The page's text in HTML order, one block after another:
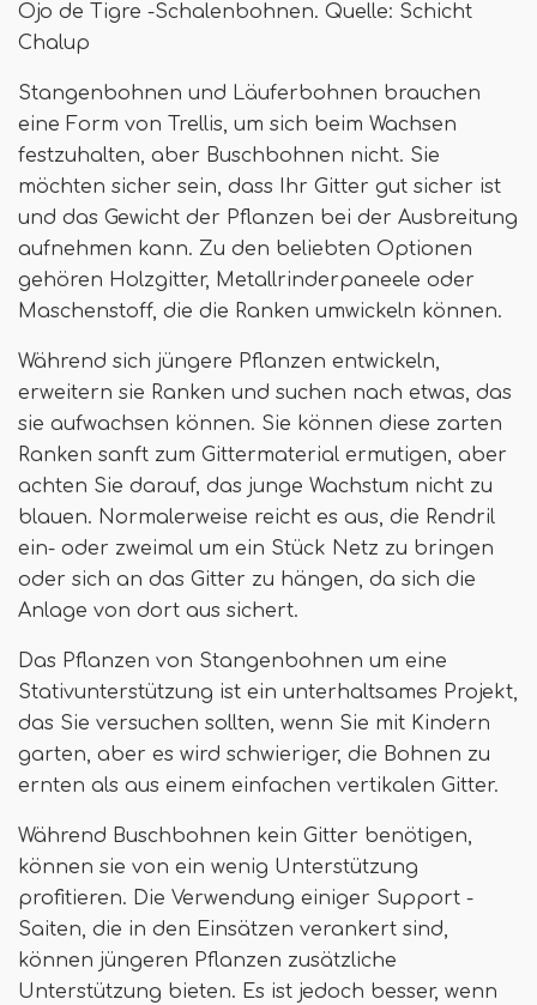
Ojo de Tigre -Schalenbohnen. Quelle: Schicht
Chalup
Stangenbohnen und Läuferbohnen brauchen
eine Form von Trellis, um sich beim Wachsen
festzuhalten, aber Buschbohnen nicht. Sie
möchten sicher sein, dass Ihr Gitter gut sicher ist
und das Gewicht der Pflanzen bei der Ausbreitung
aufnehmen kann. Zu den beliebten Optionen
gehören Holzgitter, Metallrinderpaneele oder
Maschenstoff, die die Ranken umwickeln können.
Während sich jüngere Pflanzen entwickeln,
erweitern sie Ranken und suchen nach etwas, das
sie aufwachsen können. Sie können diese zarten
Ranken sanft zum Gittermaterial ermutigen, aber
achten Sie darauf, das junge Wachstum nicht zu
blauen. Normalerweise reicht es aus, die Rendril
ein- oder zweimal um ein Stück Netz zu bringen
oder sich an das Gitter zu hängen, da sich die
Anlage von dort aus sichert.
Das Pflanzen von Stangenbohnen um eine
Stativunterstützung ist ein unterhaltsames Projekt,
das Sie versuchen sollten, wenn Sie mit Kindern
garten, aber es wird schwieriger, die Bohnen zu
ernten als aus einem einfachen vertikalen Gitter.
Während Buschbohnen kein Gitter benötigen,
können sie von ein wenig Unterstützung
profitieren. Die Verwendung einiger Support -
Saiten, die in den Einsätzen verankert sind,
können jüngeren Pflanzen zusätzliche
Unterstützung bieten. Es ist jedoch besser, wenn